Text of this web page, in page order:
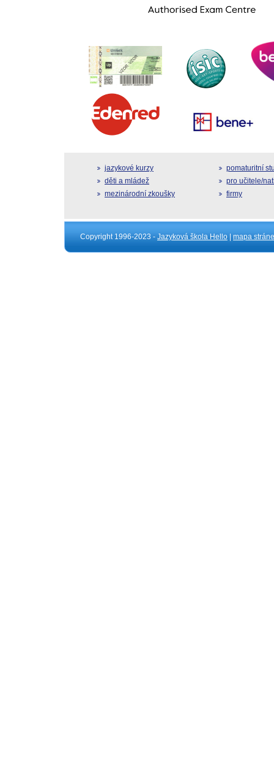
jazykové kurzy
děti a mládež
mezinárodní zkoušky
pomaturitní
pro učitele/
firmy
Copyright 1996-2023 - Jazyková škola Hello mapa